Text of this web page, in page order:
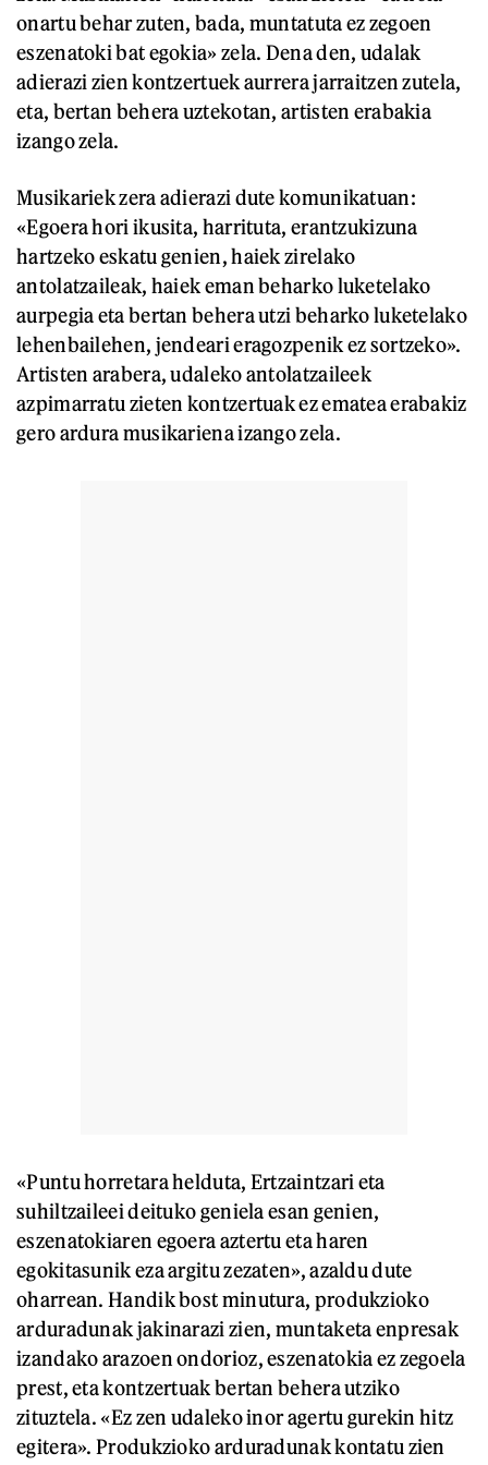
onartu behar zuten, bada, muntatuta ez zegoen
eszenatoki bat egokia» zela. Dena den, udalak
adierazi zien kontzertuek aurrera jarraitzen zutela,
eta, bertan behera uztekotan, artisten erabakia
izango zela.
Musikariek zera adierazi dute komunikatuan:
«Egoera hori ikusita, harrituta, erantzukizuna
hartzeko eskatu genien, haiek zirelako
antolatzaileak, haiek eman beharko luketelako
aurpegia eta bertan behera utzi beharko luketelako
lehenbailehen, jendeari eragozpenik ez sortzeko».
Artisten arabera, udaleko antolatzaileek
azpimarratu zieten kontzertuak ez ematea erabakiz
gero ardura musikariena izango zela.
«Puntu horretara helduta, Ertzaintzari eta
suhiltzaileei deituko geniela esan genien,
eszenatokiaren egoera aztertu eta haren
egokitasunik eza argitu zezaten», azaldu dute
oharrean. Handik bost minutura, produkzioko
arduradunak jakinarazi zien, muntaketa enpresak
izandako arazoen ondorioz, eszenatokia ez zegoela
prest, eta kontzertuak bertan behera utziko
zituztela. «Ez zen udaleko inor agertu gurekin hitz
egitera». Produkzioko arduradunak kontatu zien